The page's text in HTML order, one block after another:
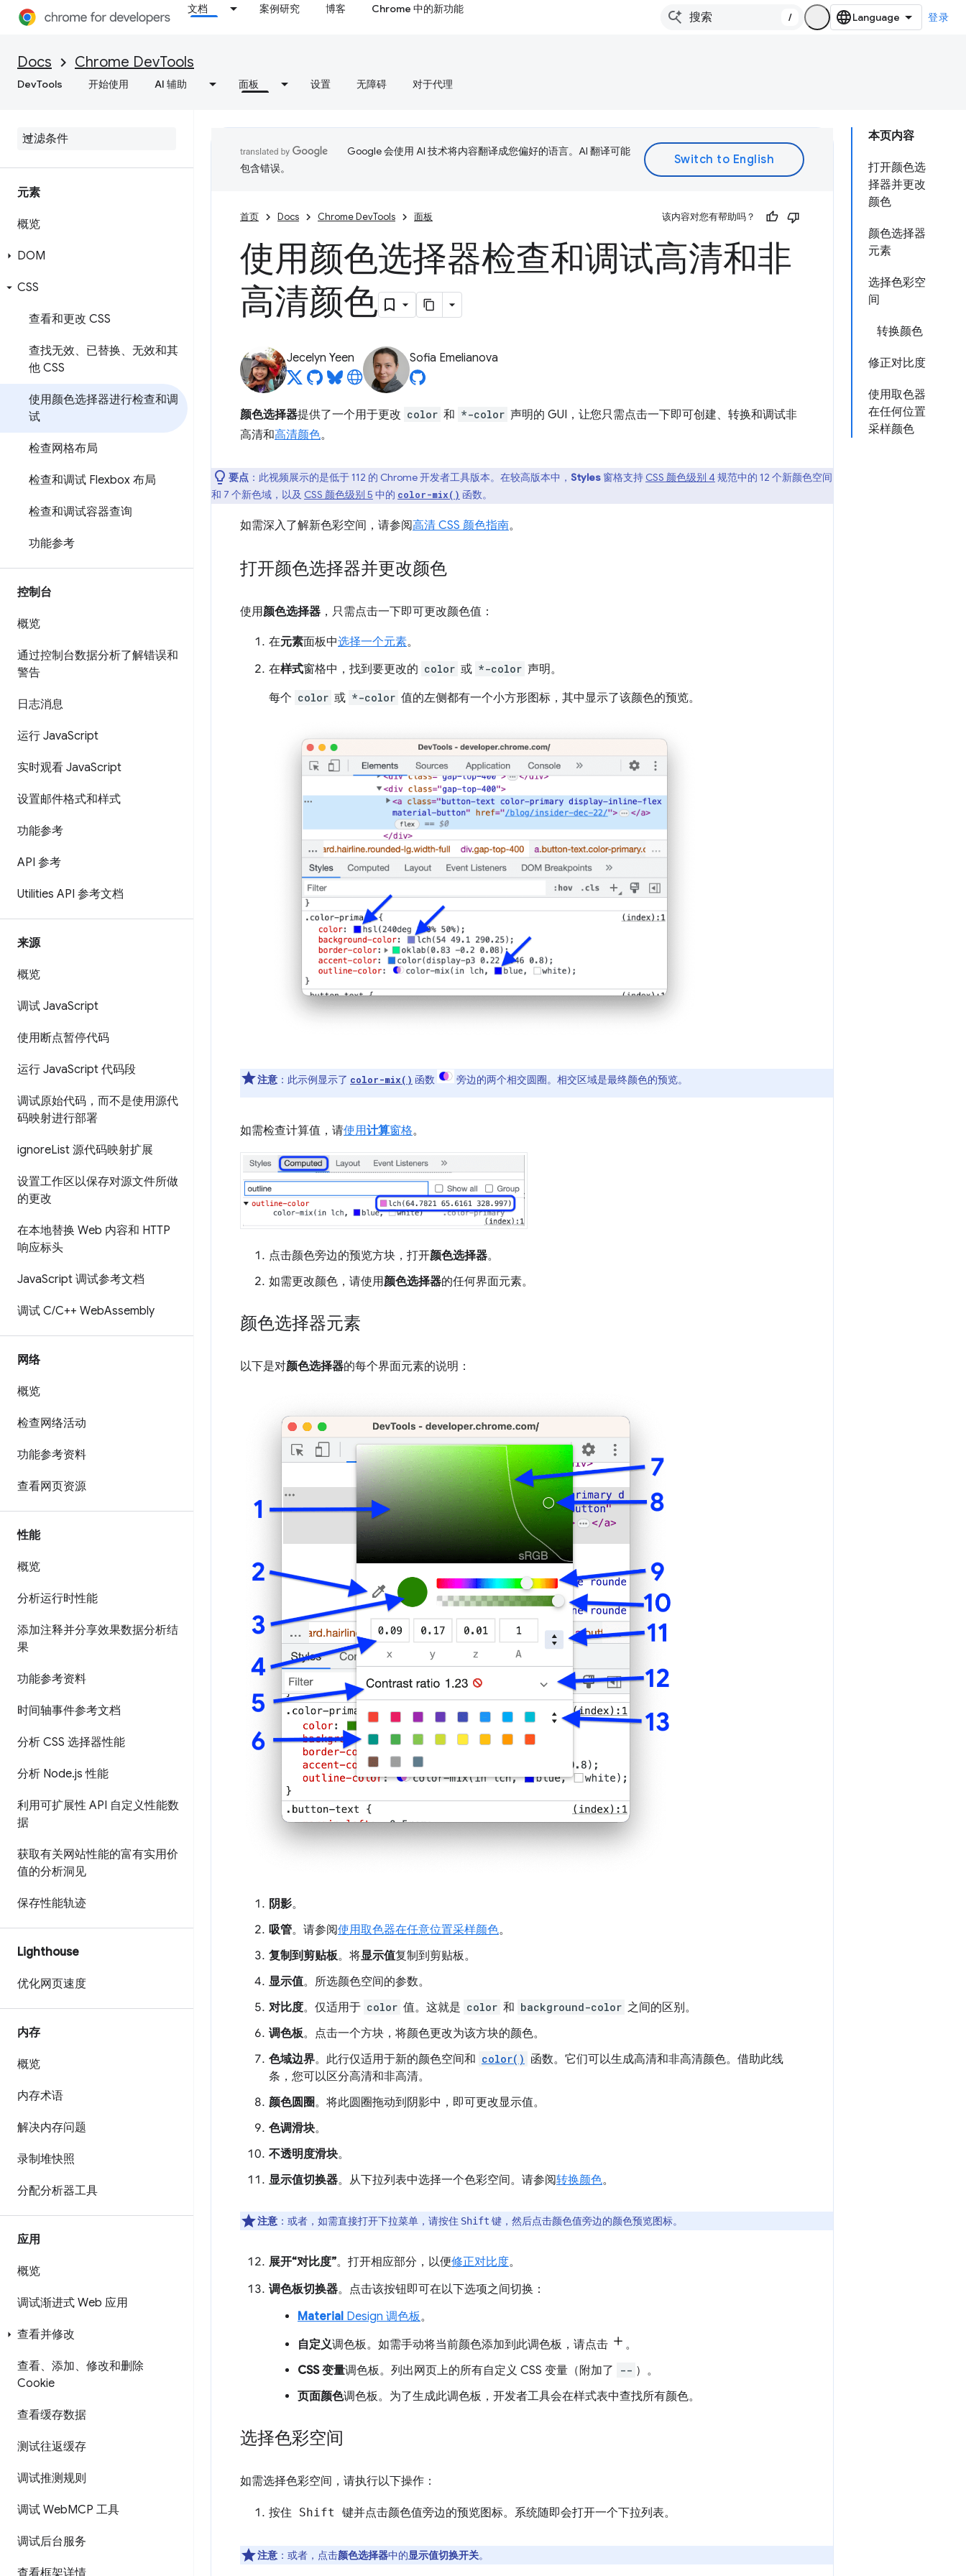
文档 案例研究 博客 Chrome 中的新功能
/ 登录
Docs Chrome DevTools
DevTools 开始使用 AI 辅助 面板 设置 无障碍 对于代理
元素
概览
DOM
CSS
查看和更改 CSS
查找无效、已替换、无效和其
他 CSS
使用颜色选择器进行检查和调
试
检查网格布局
检查和调试 Flexbox 布局
检查和调试容器查询
功能参考
控制台
概览
通过控制台数据分析了解错误和
警告
日志消息
运行 JavaScript
实时观看 JavaScript
设置邮件格式和样式
功能参考
API 参考
Utilities API 参考文档
来源
概览
调试 JavaScript
使用断点暂停代码
运行 JavaScript 代码段
调试原始代码，而不是使用源代
码映射进行部署
ignoreList 源代码映射扩展
设置工作区以保存对源文件所做
的更改
在本地替换 Web 内容和 HTTP
响应标头
JavaScript 调试参考文档
调试 C/C++ WebAssembly
网络
概览
检查网络活动
功能参考资料
查看网页资源
性能
概览
分析运行时性能
添加注释并分享效果数据分析结
果
功能参考资料
时间轴事件参考文档
分析 CSS 选择器性能
分析 Node.js 性能
利用可扩展性 API 自定义性能数
据
获取有关网站性能的富有实用价
值的分析洞见
保存性能轨迹
Lighthouse
优化网页速度
内存
概览
内存术语
解决内存问题
录制堆快照
分配分析器工具
应用
概览
调试渐进式 Web 应用
查看并修改
查看、添加、修改和删除
Cookie
查看缓存数据
测试往返缓存
调试推测规则
调试 WebMCP 工具
调试后台服务
查看框架详情
本页内容
打开颜色选
择器并更改
颜色
颜色选择器
元素
选择色彩空
间
转换颜色
修正对比度
使用取色器
在任何位置
采样颜色
Google 会使用 AI 技术将内容翻译成您偏好的语言。AI 翻译可能
包含错误。
首页 Docs Chrome DevTools 面板 该内容对您有帮助吗？
使用颜色选择器检查和调试高清和非
高清颜色
Jecelyn Yeen Sofia Emelianova
颜色选择器提供了一个用于更改 color 和 *-color 声明的 GUI，让您只需点击一下即可创建、转换和调试非
高清和高清颜色。
要点 ：此视频展示的是低于 112 的 Chrome 开发者工具版本。在较高版本中， Styles 窗格支持 CSS 颜色级别 4规范中的 12 个新颜色空间
和 7 个新色域，以及 CSS 颜色级别 5 中的 color-mix() 函数。
如需深入了解新色彩空间，请参阅高清 CSS 颜色指南。
打开颜色选择器并更改颜色
使用颜色选择器 ，只需点击一下即可更改颜色值：
在元素面板中选择一个元素。
在样式窗格中，找到要更改的 color 或 *-color 声明。
每个 color 或 *-color 值的左侧都有一个小方形图标，其中显示了该颜色的预览。
注意 ：此示例显示了 color-mix() 函数 旁边的两个相交圆圈。相交区域是最终颜色的预览。
如需检查计算值，请使用计算窗格。
点击颜色旁边的预览方块，打开颜色选择器。
如需更改颜色，请使用颜色选择器的任何界面元素。
颜色选择器元素
以下是对颜色选择器的每个界面元素的说明：
阴影。
吸管。请参阅使用取色器在任意位置采样颜色。
复制到剪贴板。将显示值复制到剪贴板。
显示值。所选颜色空间的参数。
对比度。仅适用于 color 值。这就是 color 和 background-color 之间的区别。
调色板。点击一个方块，将颜色更改为该方块的颜色。
色域边界。此行仅适用于新的颜色空间和 color() 函数。它们可以生成高清和非高清颜色。借助此线
条，您可以区分高清和非高清。
颜色圆圈。将此圆圈拖动到阴影中，即可更改显示值。
色调滑块。
不透明度滑块。
显示值切换器。从下拉列表中选择一个色彩空间。请参阅转换颜色。
注意 ：或者，如需直接打开下拉菜单，请按住 Shift 键，然后点击颜色值旁边的颜色预览图标。
展开“对比度”。打开相应部分，以便修正对比度。
调色板切换器。点击该按钮即可在以下选项之间切换：
Material Design 调色板。
自定义调色板。如需手动将当前颜色添加到此调色板，请点击
。
CSS 变量调色板。列出网页上的所有自定义 CSS 变量（附加了 -- ）。
页面颜色调色板。为了生成此调色板，开发者工具会在样式表中查找所有颜色。
选择色彩空间
如需选择色彩空间，请执行以下操作：
按住 Shift 键并点击颜色值旁边的预览图标。系统随即会打开一个下拉列表。
注意 ：或者，点击颜色选择器中的显示值切换开关。